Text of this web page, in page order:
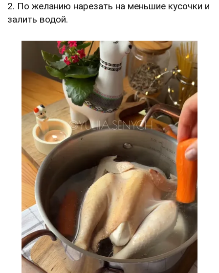
2. По желанию нарезать на меньшие кусочки и
залить водой.